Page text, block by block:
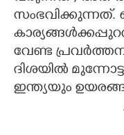
സംഭവിക്കുന്നത്.
വേണ്ട
ദിശയിൽ
ഇന്ത്യയും